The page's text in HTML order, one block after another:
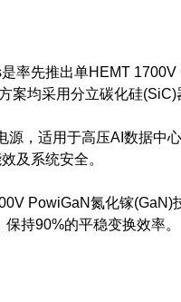
率先推出单HEMT
均采用分立碳化硅
，适用于高压AI数据
及系统安全。
PowiGaN氮化镓
持90%的平稳变换效率。